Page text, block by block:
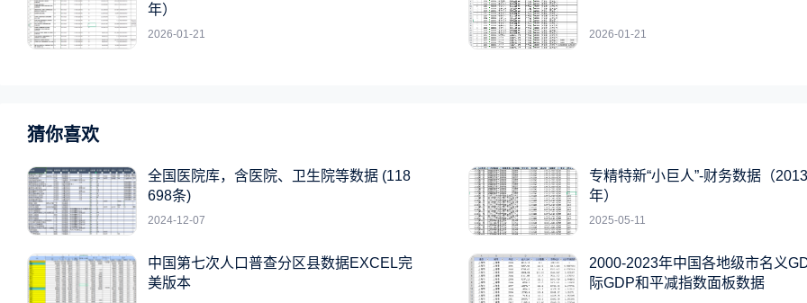
年）
2026-01-21 2026-01-21
猜你喜欢
全国医院库，含医院、卫生院等数据 (118
698条)
2024-12-07
专精特新“小巨人”-财务数据（
年）
2025-05-11
中国第七次人口普查分区县数据EXCEL完
美版本
2000-2023年中国各地级市名义
际GDP和平减指数面板数据